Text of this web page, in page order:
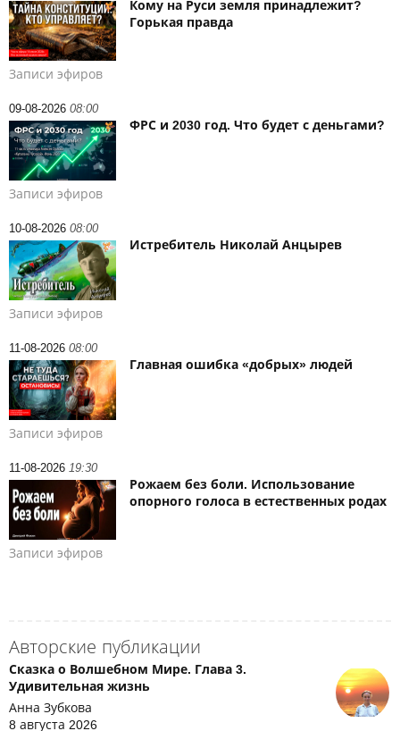
Кому на Руси земля принадлежит?
Горькая правда
Записи эфиров
09-08-2026 08:00
ФРС и 2030 год. Что будет с деньгами?
Записи эфиров
10-08-2026 08:00
Истребитель Николай Анцырев
Записи эфиров
11-08-2026 08:00
Главная ошибка «добрых» людей
Записи эфиров
11-08-2026 19:30
Рожаем без боли. Использование
опорного голоса в естественных родах
Записи эфиров
Авторские публикации
Сказка о Волшебном Мире. Глава 3.
Удивительная жизнь
Анна Зубкова
8 августа 2026